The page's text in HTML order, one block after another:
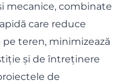
mecanice, combinate
care reduce
teren, minimizează
și de întreținere
de